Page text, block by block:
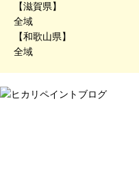
【滋賀県】
全域
【和歌山県】
全域